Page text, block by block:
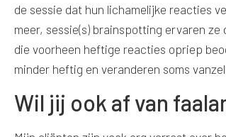
de sessie dat hun lichamelijke reacties
meer, sessie(s) brainspotting ervaren
die voorheen heftige reacties opriep
minder heftig en veranderen soms
Wil jij ook af van